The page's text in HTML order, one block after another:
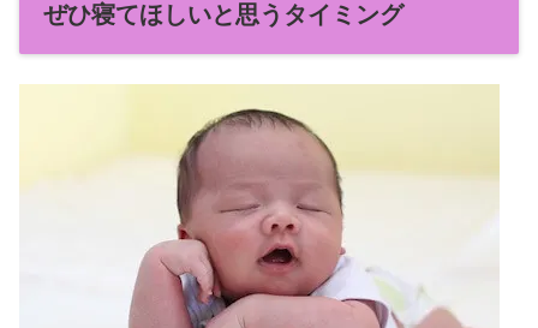
ぜひ寝てほしいと思うタイミング